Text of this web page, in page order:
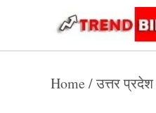
content
Home /उत्तर प्रदेश